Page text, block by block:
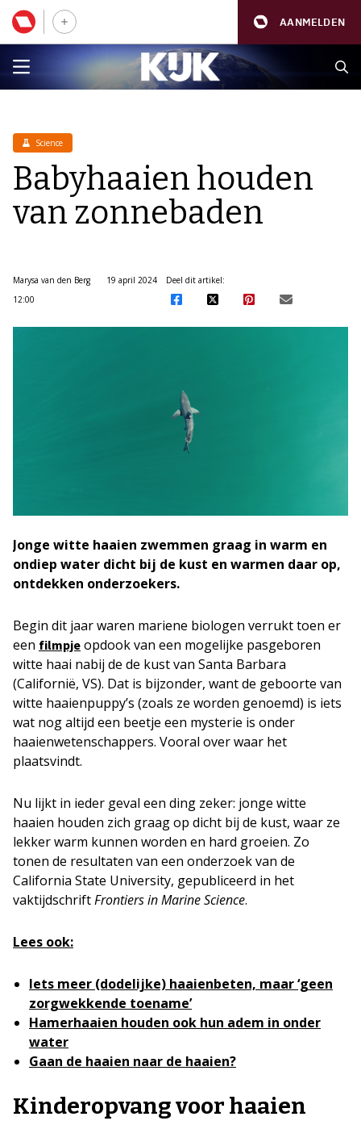
AANMELDEN
Science
Babyhaaien houden
van zonnebaden
Marysa van den Berg
19 april 2024
12:00
Deel dit artikel:
Jonge witte haaien zwemmen graag in warm en
ondiep water dicht bij de kust en warmen daar op,
ontdekken onderzoekers.
Begin dit jaar waren mariene biologen verrukt toen er
een filmpje opdook van een mogelijke pasgeboren
witte haai nabij de de kust van Santa Barbara
(Californië, VS). Dat is bijzonder, want de geboorte van
witte haaienpuppy’s (zoals ze worden genoemd) is iets
wat nog altijd een beetje een mysterie is onder
haaienwetenschappers. Vooral over waar het
plaatsvindt.
Nu lijkt in ieder geval een ding zeker: jonge witte
haaien houden zich graag op dicht bij de kust, waar ze
lekker warm kunnen worden en hard groeien. Zo
tonen de resultaten van een onderzoek van de
California State University, gepubliceerd in het
vaktijdschriftFrontiers in Marine Science.
Lees ook:
Iets meer (dodelijke) haaienbeten, maar ‘geen
zorgwekkende toename’
Hamerhaaien houden ook hun adem in onder
water
Gaan de haaien naar de haaien?
Kinderopvang voor haaien